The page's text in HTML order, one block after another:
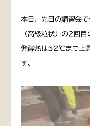
本日、先日の講習会
（高級粒状）の2回目
発酵熱は52℃まで上
す。